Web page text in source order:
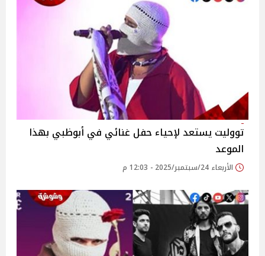
تووليت يستعد لإحياء حفل غنائي في أبوظبي بهذا
الموعد
الأربعاء 24/سبتمبر/2025 - 12:03 م